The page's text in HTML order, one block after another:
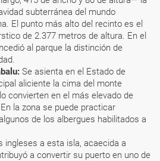
subterránea del mundo
El punto más alto del recinto es el
de 2.377 metros de altura. En el
al parque la distinción de
Se asienta en el Estado de
aliciente la cima del monte
convierten en el más elevado de
la zona se puede practicar
de los albergues habilitados a
ingleses a esta isla, acaecida a
a convertir su puerto en uno de